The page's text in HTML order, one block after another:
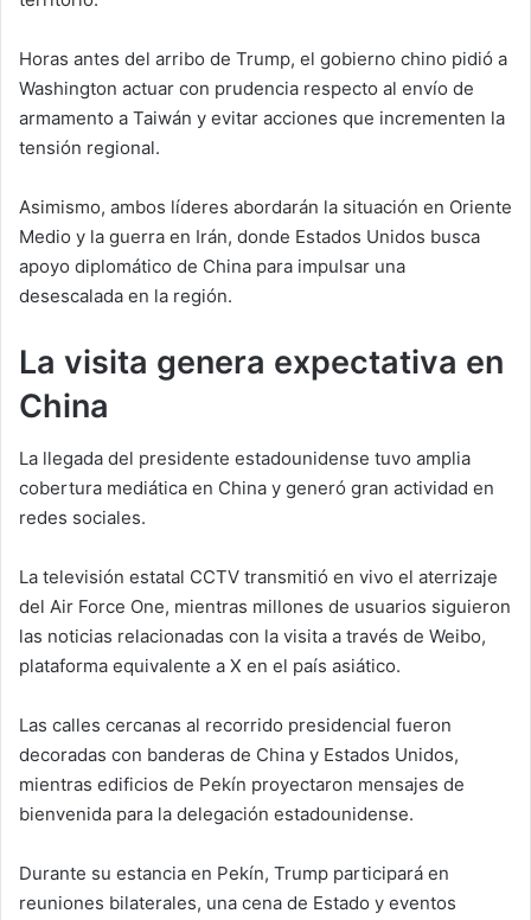
Horas antes del arribo de Trump, el gobierno chino pidió a
Washington actuar con prudencia respecto al envío de
armamento a Taiwán y evitar acciones que incrementen la
tensión regional.
Asimismo, ambos líderes abordarán la situación en Oriente
Medio y la guerra en Irán, donde Estados Unidos busca
apoyo diplomático de China para impulsar una
desescalada en la región.
La visita genera expectativa en
China
La llegada del presidente estadounidense tuvo amplia
cobertura mediática en China y generó gran actividad en
redes sociales.
La televisión estatal CCTV transmitió en vivo el aterrizaje
del Air Force One, mientras millones de usuarios siguieron
las noticias relacionadas con la visita a través de Weibo,
plataforma equivalente a X en el país asiático.
Las calles cercanas al recorrido presidencial fueron
decoradas con banderas de China y Estados Unidos,
mientras edificios de Pekín proyectaron mensajes de
bienvenida para la delegación estadounidense.
Durante su estancia en Pekín, Trump participará en
reuniones bilaterales, una cena de Estado y eventos